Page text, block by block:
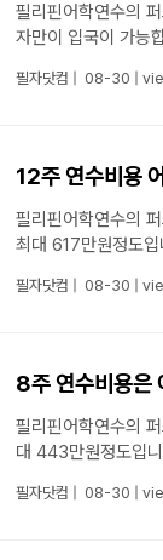
필리핀어학연수의 퍼스트 클래스 에서 답변드립니다. 필리핀은 관광
자만이 입국이 가능
필자닷컴 08-30
12주 연수비용
필리핀어학연수의 퍼스트 클래스 에서 답변드립니다. 12주 연수에
최대 617만원정도
필자닷컴 08-30
8주 연수비용은
필리핀어학연수의 퍼스트 클래스 에서 답변드립니다. 8주 연수에 비
대 443만원정도입
필자닷컴 08-30